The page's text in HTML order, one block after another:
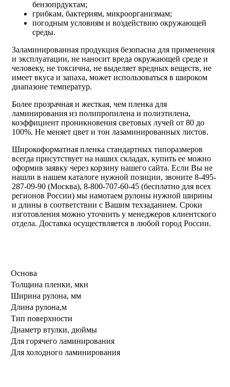
бензопрдуктам;
грибкам, бактериям, микроорганизмам;
погодным условиям и воздействию окружающей
среды.
Заламинированная продукция безопасна для применения
и эксплуатации, не наносит вреда окружающей среде и
человеку, не токсична, не выделяет вредных веществ, не
имеет вкуса и запаха, может использоваться в широком
диапазоне температур.
Более прозрачная и жесткая, чем пленка для
ламинирования из полипропилена и полиэтилена,
коэффициент проникновения световых лучей от 80 до
100%. Не меняет цвет и тон лазаминированных листов.
Широкоформатная пленка стандартных типоразмеров
всегда присутствует на наших складах, купить ее можно
оформив заявку через корзину нашего сайта. Если Вы не
нашли в нашем каталоге нужной позиции, звоните 8-495-
287-09-90 (Москва), 8-800-707-60-45 (бесплатно для всех
регионов России) мы намотаем рулоны нужной ширины
и длины в соответствии с Вашим техзаданием. Сроки
изготовления можно уточнить у менеджеров клиентского
отдела. Доставка осуществляется в любой город России.
Основа
Толщина пленки, мкн
Ширина рулона, мм
Длина рулона,м
Тип поверхности
Диаметр втулки, дюймы
Для горячего ламинирования
Для холодного ламинирования